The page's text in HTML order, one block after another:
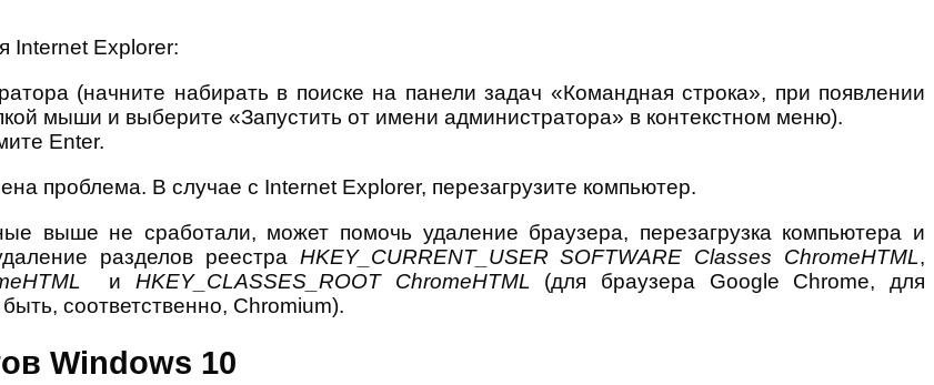
Internet Explorer:
(начните набирать в поиске на панели задач «Командная строка», при появлении
мыши и выберите «Запустить от имени администратора» в контекстном меню).
Enter.
проблема. В случае с Internet Explorer, перезагрузите компьютер.
выше не сработали, может помочь удаление браузера, перезагрузка компьютера и
разделов реестра HKEY_CURRENT_USER SOFTWARE Classes ChromeHTML,
и HKEY_CLASSES_ROOT ChromeHTML (для браузера Google Chrome, для
соответственно, Chromium).
Windows 10